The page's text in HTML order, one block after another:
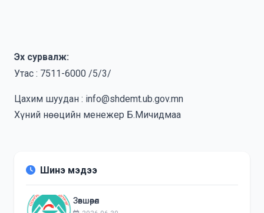
Эх сурвалж:
Утас : 7511-6000 /5/3/
Цахим шуудан : info@shdemt.ub.gov.mn
Хүний нөөцийн менежер Б.Мичидмаа
Шинэ мэдээ
Зөвшөөрөл